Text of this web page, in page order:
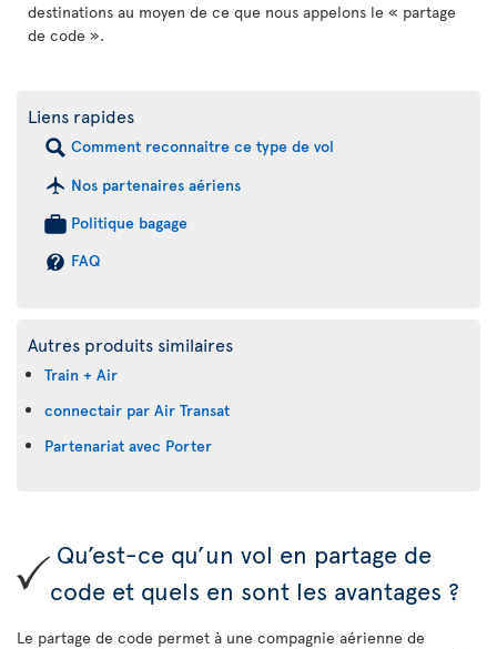
destinations au moyen de ce que nous appelons le « partage
de code ».
Liens rapides
Comment reconnaitre ce type de vol
Nos partenaires aériens
Politique bagage
FAQ
Autres produits similaires
Train + Air
connectair par Air Transat
Partenariat avec Porter
Qu’est-ce qu’un vol en partage de
code et quels en sont les avantages ?
Le partage de code permet à une compagnie aérienne de